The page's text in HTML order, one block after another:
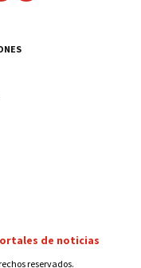
de noticias
reservados.